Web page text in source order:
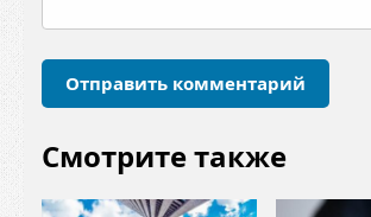
р
и
Смотрите также